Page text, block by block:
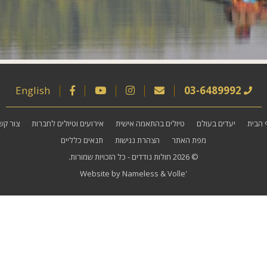
03-6489992
English
הבית יעדים בעולם טיולים בהתאמה אישית אירועים וטיולים לחברות
צור
מפת האתר
הצהרת נגישות
תנאים כלליים
© 2026
חולות נודדים - כל הזכויות שמורות.
Website by Nameless &Volle'